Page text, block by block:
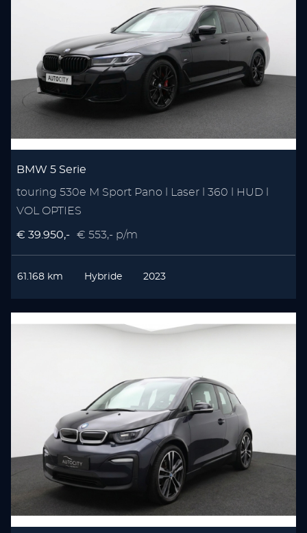
BMW 5 Serie
touring 530e M Sport Pano l Laser l 360 l HUD l
VOL OPTIES
€ 39.950,- € 553,- p/m
61.168 km Hybride 2023